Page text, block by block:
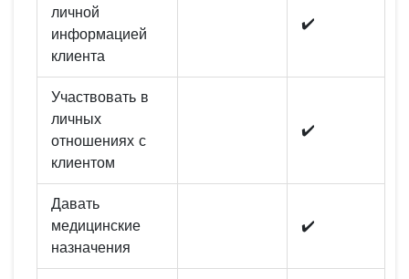
личной
информацией
клиента
✔️
Участвовать в
личных
отношениях с
клиентом
✔️
Давать
медицинские
назначения
✔️